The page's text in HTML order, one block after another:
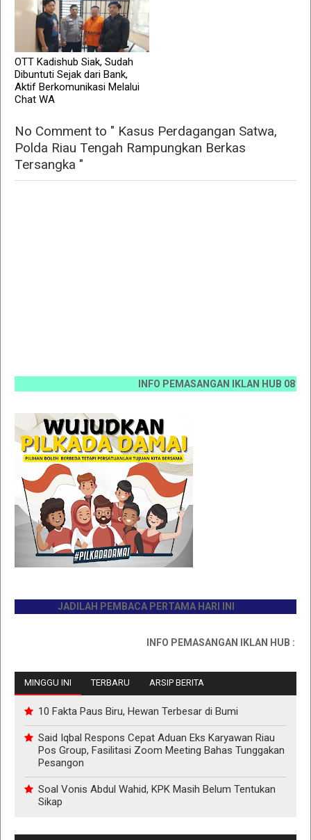
OTT Kadishub Siak, Sudah
Dibuntuti Sejak dari Bank,
Aktif Berkomunikasi Melalui
Chat WA
No Comment to " Kasus Perdagangan Satwa,
Polda Riau Tengah Rampungkan Berkas
Tersangka "
INFO PEMASANGAN IKLAN HUB 0812
JADILAH PEMBACA PERTAMA HARI INI
INFO PEMASANGAN IKLAN HUB :
MINGGU INI TERBARU ARSIP BERITA
10 Fakta Paus Biru, Hewan Terbesar di Bumi
Said Iqbal Respons Cepat Aduan Eks Karyawan Riau
Pos Group, Fasilitasi Zoom Meeting Bahas Tunggakan
Pesangon
Soal Vonis Abdul Wahid, KPK Masih Belum Tentukan
Sikap